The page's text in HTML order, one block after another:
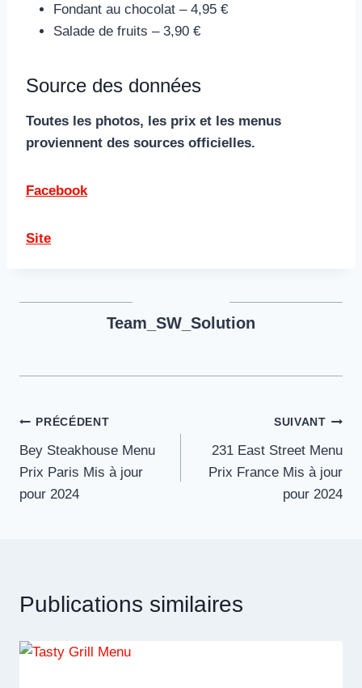
Fondant au chocolat – 4,95 €
Salade de fruits – 3,90 €
Source des données
Toutes les photos, les prix et les menus
proviennent des sources officielles.
Facebook
Site
Team_SW_Solution
Navigation
de
l’article
PRÉCÉDENT
Bey Steakhouse Menu
Prix Paris Mis à jour
pour 2024
SUIVANT
231 East Street Menu
Prix France Mis à jour
pour 2024
Publications similaires